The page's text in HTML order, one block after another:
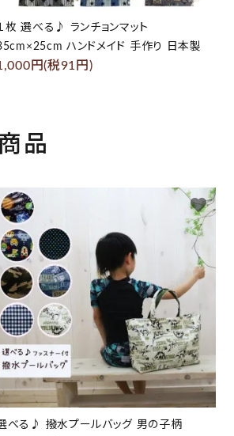
枚 選べる♪ ランチョンマット
ハンドメイド 手作り 日本製
円(税91円)
品
べる♪ 撥水プールバッグ 男の子柄
favorite